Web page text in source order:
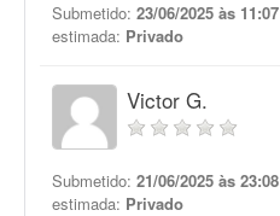
Submetido: 23/06/2025 às 11:07
estimada: Privado
Victor G.
Submetido: 21/06/2025 às 23:08
estimada: Privado